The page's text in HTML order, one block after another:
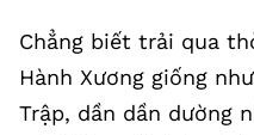
Chẳng biết trải qua
Hành Xương giống
Trập, dần dần dường